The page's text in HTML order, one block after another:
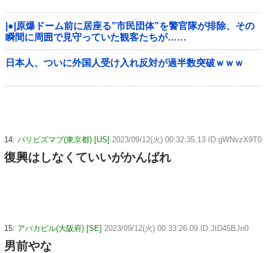
|●|原爆ドーム前に居座る”市民団体”を警官隊が排除、その
瞬間に周囲で見守っていた観客たちが……
日本人、ついに外国人受け入れ反対が過半数突破ｗｗｗ
14: パリビズマブ(東京都) [US] 2023/09/12(火) 00:32:35.13 ID:gWNvzX9T0
復興はしなくていいがかんばれ
15: アバカビル(大阪府) [SE] 2023/09/12(火) 00:33:26.09 ID:JtD45BJn0
男前やな